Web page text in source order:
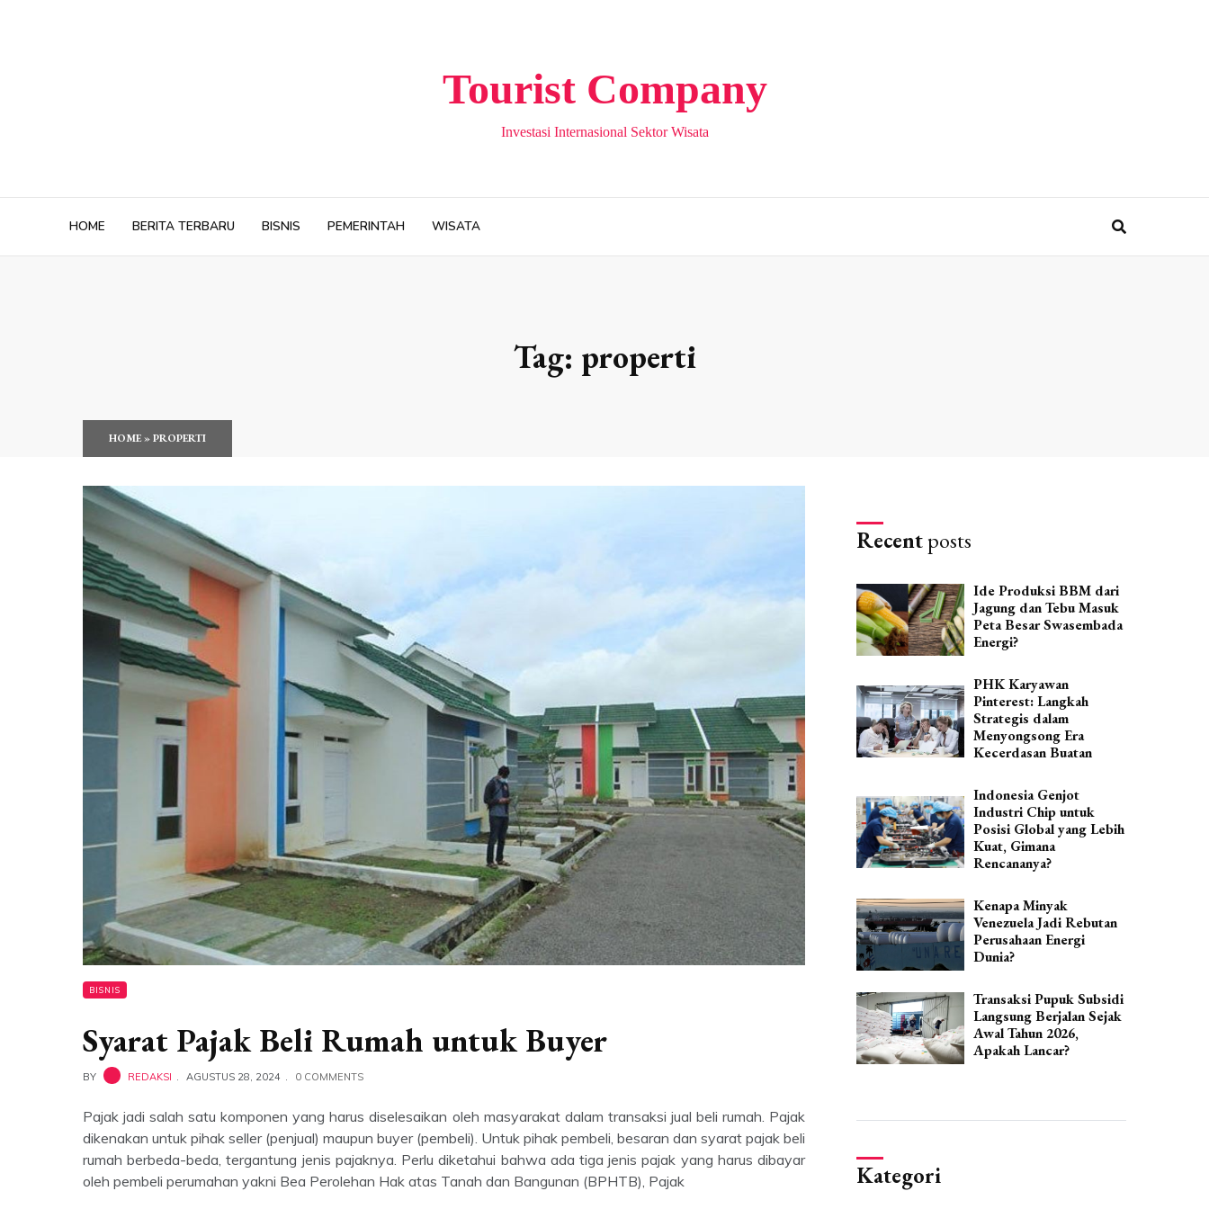
Tourist Company
Investasi Internasional Sektor Wisata
HOME BERITA TERBARU BISNIS PEMERINTAH WISATA
Tag: properti
HOME»PROPERTI
BISNIS
Syarat Pajak Beli Rumah untuk Buyer
BY REDAKSI AGUSTUS 28, 2024 0 COMMENTS
Pajak jadi salah satu komponen yang harus diselesaikan oleh masyarakat dalam transaksi jual beli rumah. Pajak
dikenakan untuk pihak seller (penjual) maupun buyer (pembeli). Untuk pihak pembeli, besaran dan syarat pajak beli
rumah berbeda-beda, tergantung jenis pajaknya. Perlu diketahui bahwa ada tiga jenis pajak yang harus dibayar
oleh pembeli perumahan yakni Bea Perolehan Hak atas Tanah dan Bangunan (BPHTB), Pajak
Recentposts
Ide Produksi BBM dari
Jagung dan Tebu Masuk
Peta Besar Swasembada
Energi?
PHK Karyawan
Pinterest: Langkah
Strategis dalam
Menyongsong Era
Kecerdasan Buatan
Indonesia Genjot
Industri Chip untuk
Posisi Global yang Lebih
Kuat, Gimana
Rencananya?
Kenapa Minyak
Venezuela Jadi Rebutan
Perusahaan Energi
Dunia?
Transaksi Pupuk Subsidi
Langsung Berjalan Sejak
Awal Tahun 2026,
Apakah Lancar?
Kategori